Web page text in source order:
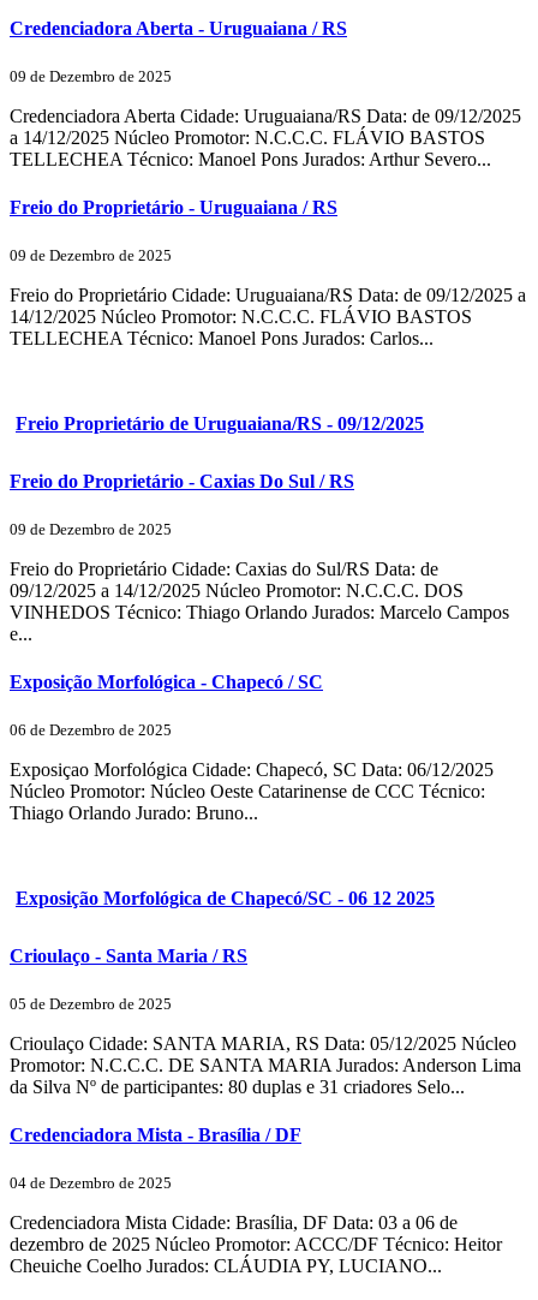
Credenciadora Aberta - Uruguaiana / RS
09 de Dezembro de 2025
Credenciadora Aberta Cidade: Uruguaiana/RS Data: de 09/12/2025
a 14/12/2025 Núcleo Promotor: N.C.C.C. FLÁVIO BASTOS
TELLECHEA Técnico: Manoel Pons Jurados: Arthur Severo...
Freio do Proprietário - Uruguaiana / RS
09 de Dezembro de 2025
Freio do Proprietário Cidade: Uruguaiana/RS Data: de 09/12/2025 a
14/12/2025 Núcleo Promotor: N.C.C.C. FLÁVIO BASTOS
TELLECHEA Técnico: Manoel Pons Jurados: Carlos...
Freio Proprietário de Uruguaiana/RS - 09/12/2025
Freio do Proprietário - Caxias Do Sul / RS
09 de Dezembro de 2025
Freio do Proprietário Cidade: Caxias do Sul/RS Data: de
09/12/2025 a 14/12/2025 Núcleo Promotor: N.C.C.C. DOS
VINHEDOS Técnico: Thiago Orlando Jurados: Marcelo Campos
e...
Exposição Morfológica - Chapecó / SC
06 de Dezembro de 2025
Exposiçao Morfológica Cidade: Chapecó, SC Data: 06/12/2025
Núcleo Promotor: Núcleo Oeste Catarinense de CCC Técnico:
Thiago Orlando Jurado: Bruno...
Exposição Morfológica de Chapecó/SC - 06 12 2025
Crioulaço - Santa Maria / RS
05 de Dezembro de 2025
Crioulaço Cidade: SANTA MARIA, RS Data: 05/12/2025 Núcleo
Promotor: N.C.C.C. DE SANTA MARIA Jurados: Anderson Lima
da Silva Nº de participantes: 80 duplas e 31 criadores Selo...
Credenciadora Mista - Brasília / DF
04 de Dezembro de 2025
Credenciadora Mista Cidade: Brasília, DF Data: 03 a 06 de
dezembro de 2025 Núcleo Promotor: ACCC/DF Técnico: Heitor
Cheuiche Coelho Jurados: CLÁUDIA PY, LUCIANO...